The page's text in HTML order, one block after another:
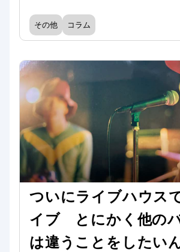
その他 コラム
ついにライブハウス
イブ とにかく他の
は違うことをしたい